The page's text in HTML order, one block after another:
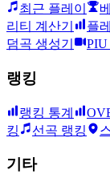
최근 플레이
리티 계산기
플
덤곡 생성기
PIU
랭킹
랭킹 통계
킹
선곡 랭킹
기타